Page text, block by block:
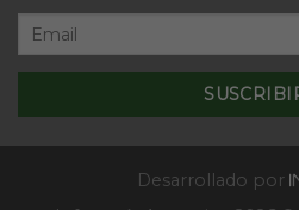
cursos
de
Escuela
de
Desarrollado por